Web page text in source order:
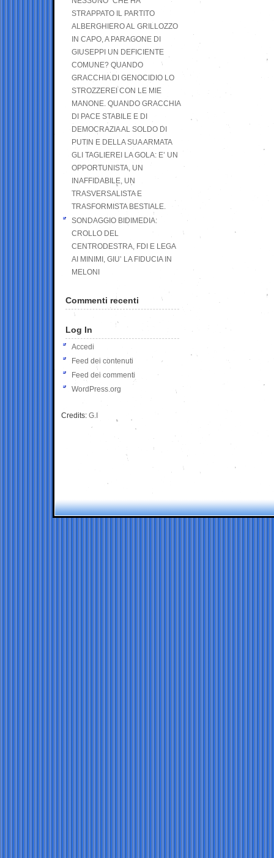
STRAPPATO IL PARTITO
ALBERGHIERO AL GRILLOZZO
IN CAPO, A PARAGONE DI
GIUSEPPI UN DEFICIENTE
COMUNE? QUANDO
GRACCHIA DI GENOCIDIO LO
STROZZEREI CON LE MIE
MANONE. QUANDO GRACCHIA
DI PACE STABILE E DI
DEMOCRAZIA AL SOLDO DI
PUTIN E DELLA SUA ARMATA
GLI TAGLIEREI LA GOLA: E’ UN
OPPORTUNISTA, UN
INAFFIDABILE, UN
TRASVERSALISTA E
TRASFORMISTA BESTIALE.
SONDAGGIO BIDIMEDIA:
CROLLO DEL
CENTRODESTRA, FDI E LEGA
AI MINIMI, GIU’ LA FIDUCIA IN
MELONI
Commenti recenti
Log In
Accedi
Feed dei contenuti
Feed dei commenti
WordPress.org
Credits: G.I